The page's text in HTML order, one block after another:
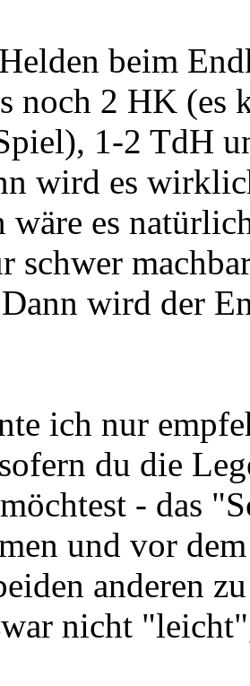
beim
noch 2 HK (es
1-2 TdH
wird es
wäre es
schwer
wird der
ich nur
du die
- das
und vor
anderen
nicht